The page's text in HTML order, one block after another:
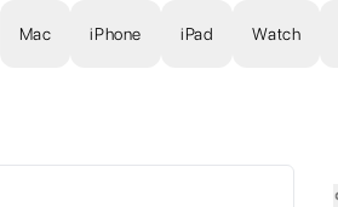
Mac iPhone iPad Watch